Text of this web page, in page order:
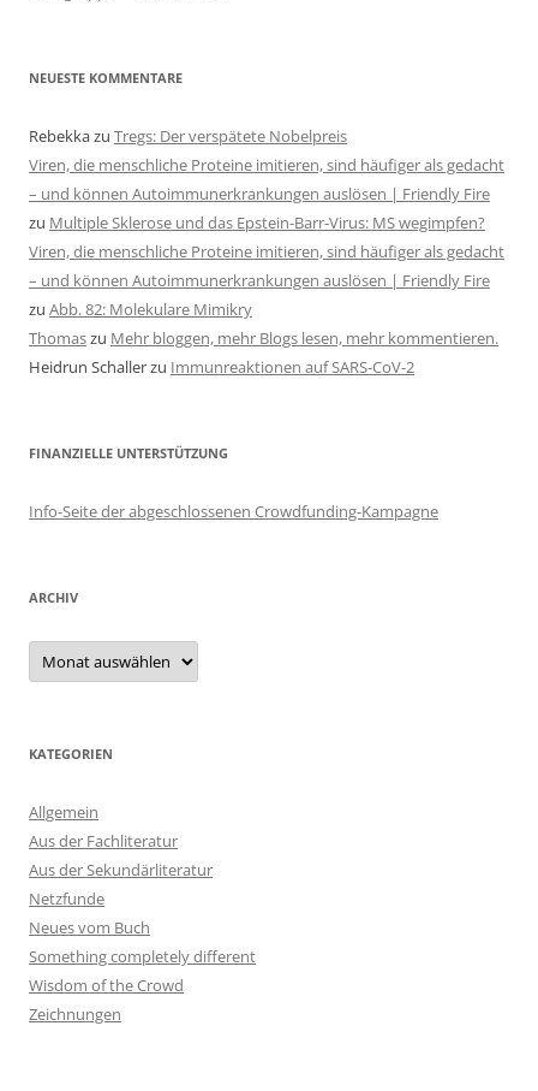
NEUESTE KOMMENTARE
Rebekkazu Tregs: Der verspätete Nobelpreis
Viren, die menschliche Proteine imitieren, sind häufiger als gedacht
– und können Autoimmunerkrankungen auslösen | Friendly Fire
zu Multiple Sklerose und das Epstein-Barr-Virus: MS wegimpfen?
Viren, die menschliche Proteine imitieren, sind häufiger als gedacht
– und können Autoimmunerkrankungen auslösen | Friendly Fire
zu Abb. 82: Molekulare Mimikry
Thomaszu Mehr bloggen, mehr Blogs lesen, mehr kommentieren.
Heidrun Schallerzu Immunreaktionen auf SARS-CoV-2
FINANZIELLE UNTERSTÜTZUNG
Info-Seite der abgeschlossenen Crowdfunding-Kampagne
ARCHIV
Archiv
KATEGORIEN
Allgemein
Aus der Fachliteratur
Aus der Sekundärliteratur
Netzfunde
Neues vom Buch
Something completely different
Wisdom of the Crowd
Zeichnungen